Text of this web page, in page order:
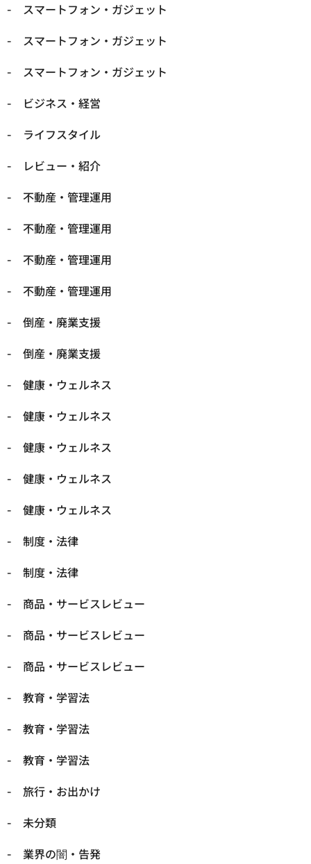
スマートフォン・ガジェット
スマートフォン・ガジェット
スマートフォン・ガジェット
ビジネス・経営
ライフスタイル
レビュー・紹介
不動産・管理運用
不動産・管理運用
不動産・管理運用
不動産・管理運用
倒産・廃業支援
倒産・廃業支援
健康・ウェルネス
健康・ウェルネス
健康・ウェルネス
健康・ウェルネス
健康・ウェルネス
制度・法律
制度・法律
商品・サービスレビュー
商品・サービスレビュー
商品・サービスレビュー
教育・学習法
教育・学習法
教育・学習法
旅行・お出かけ
未分類
業界の闇・告発